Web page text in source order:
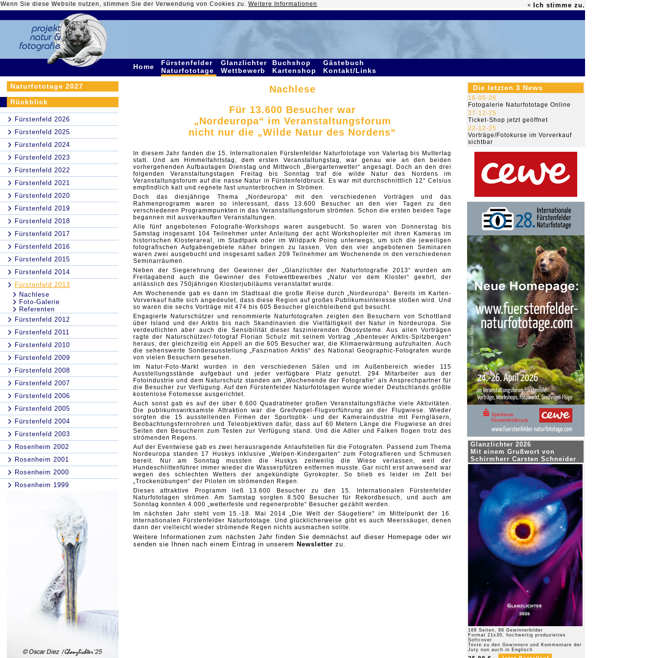
Wenn Sie diese Website nutzen, stimmen Sie der Verwendung von Cookies zu. Weitere Informationen × Ich stimme zu.
Home
Fürstenfelder
Naturfototage
Glanzlichter
Wettbewerb
Buchshop
Kartenshop
Gästebuch
Kontakt/Links
Naturfototage 2027
Rückblick
Fürstenfeld 2026
Fürstenfeld 2025
Fürstenfeld 2024
Fürstenfeld 2023
Fürstenfeld 2022
Fürstenfeld 2021
Fürstenfeld 2020
Fürstenfeld 2019
Fürstenfeld 2018
Fürstenfeld 2017
Fürstenfeld 2016
Fürstenfeld 2015
Fürstenfeld 2014
Fürstenfeld 2013
Nachlese
Foto-Galerie
Referenten
Fürstenfeld 2012
Fürstenfeld 2011
Fürstenfeld 2010
Fürstenfeld 2009
Fürstenfeld 2008
Fürstenfeld 2007
Fürstenfeld 2006
Fürstenfeld 2005
Fürstenfeld 2004
Fürstenfeld 2003
Rosenheim 2002
Rosenheim 2001
Rosenheim 2000
Rosenheim 1999
Nachlese
Für 13.600 Besucher war
„Nordeuropa“ im Veranstaltungsforum
nicht nur die „Wilde Natur des Nordens“
In diesem Jahr fanden die 15. Internationalen Fürstenfelder Naturfototage von Vatertag bis Muttertag
statt. Und am Himmelfahrtstag, dem ersten Veranstaltungstag, war genau wie an den beiden
vorhergehenden Aufbautagen Dienstag und Mittwoch „Biergartenwetter“ angesagt. Doch an den drei
folgenden Veranstaltungstagen Freitag bis Sonntag traf die wilde Natur des Nordens im
Veranstaltungsforum auf die nasse Natur in Fürstenfeldbruck. Es war mit durchschnittlich 12° Celsius
empfindlich kalt und regnete fast ununterbrochen in Strömen.
Doch das diesjährige Thema „Nordeuropa“ mit den verschiedenen Vorträgen und das
Rahmenprogramm waren so interessant, dass 13.600 Besucher an den vier Tagen zu den
verschiedenen Programmpunkten in das Veranstaltungsforum strömten. Schon die ersten beiden Tage
begannen mit ausverkauften Veranstaltungen.
Alle fünf angebotenen Fotografie-Workshops waren ausgebucht. So waren von Donnerstag bis
Samstag insgesamt 104 Teilnehmer unter Anleitung der acht Workshopleiter mit ihren Kameras im
historischen Klosterareal, im Stadtpark oder im Wildpark Poing unterwegs, um sich die jeweiligen
fotografischen Aufgabengebiete näher bringen zu lassen. Von den vier angebotenen Seminaren
waren zwei ausgebucht und insgesamt saßen 209 Teilnehmer am Wochenende in den verschiedenen
Seminarräumen.
Neben der Siegerehrung der Gewinner der „Glanzlichter der Naturfotografie 2013“ wurden am
Freitagabend auch die Gewinner des Fotowettbewerbes „Natur vor dem Kloster“ geehrt, der
anlässlich des 750jährigen Klosterjubiläums veranstaltet wurde.
Am Wochenende gab es dann im Stadtsaal die große Reise durch „Nordeuropa“. Bereits im Karten-
Vorverkauf hatte sich angedeutet, dass diese Region auf großes Publikumsinteresse stoßen wird. Und
so waren die sechs Vorträge mit 474 bis 605 Besucher gleichbleibend gut besucht.
Engagierte Naturschützer und renommierte Naturfotografen zeigten den Besuchern von Schottland
über Island und der Arktis bis nach Skandinavien die Vielfältigkeit der Natur in Nordeuropa. Sie
verdeutlichten aber auch die Sensibilität dieser faszinierenden Ökosysteme. Aus allen Vorträgen
ragte der Naturschützer/-fotograf Florian Schulz mit seinem Vortrag „Abenteuer Arktis-Spitzbergen“
heraus, der gleichzeitig ein Appell an die 605 Besucher war, die Klimaerwärmung aufzuhalten. Auch
die sehenswerte Sonderausstellung „Faszination Arktis“ des National Geographic-Fotografen wurde
von vielen Besuchern gesehen.
Im Natur-Foto-Markt wurden in den verschiedenen Sälen und im Außenbereich wieder 115
Ausstellungsstände aufgebaut und jeder verfügbare Platz genutzt. 294 Mitarbeiter aus der
Fotoindustrie und dem Naturschutz standen am „Wochenende der Fotografie“ als Ansprechpartner für
die Besucher zur Verfügung. Auf den Fürstenfelder Naturfototagen wurde wieder Deutschlands größte
kostenlose Fotomesse ausgerichtet.
Auch sonst gab es auf der über 6.600 Quadratmeter großen Veranstaltungsfläche viele Aktivitäten.
Die publikumswirksamste Attraktion war die Greifvogel-Flugvorführung an der Flugwiese. Wieder
sorgten die 15 ausstellenden Firmen der Sportoptik- und der Kameraindustrie mit Ferngläsern,
Beobachtungsfernrohren und Teleobjektiven dafür, dass auf 60 Metern Länge die Flugwiese an drei
Seiten den Besuchern zum Testen zur Verfügung stand. Und die Adler und Falken flogen trotz des
strömenden Regens.
Auf der Eventwiese gab es zwei herausragende Anlaufstellen für die Fotografen. Passend zum Thema
Nordeuropa standen 17 Huskys inklusive „Welpen-Kindergarten“ zum Fotografieren und Schmusen
bereit. Nur am Sonntag mussten die Huskys zeitweilig die Wiese verlassen, weil der
Hundeschlittenführer immer wieder die Wasserpfützen entfernen musste. Gar nicht erst anwesend war
wegen des schlechten Wetters der angekündigte Gyrokopter. So blieb es leider im Zelt bei
„Trockenübungen“ der Piloten im strömenden Regen.
Dieses attraktive Programm ließ 13.600 Besucher zu den 15. Internationalen Fürstenfelder
Naturfototagen strömen. Am Samstag sorgten 8.500 Besucher für Rekordbesuch, und auch am
Sonntag konnten 4.000 „wetterfeste und regenerprobte“ Besucher gezählt werden.
Im nächsten Jahr steht vom 15.-18. Mai 2014 „Die Welt der Säugetiere" im Mittelpunkt der 16.
Internationalen Fürstenfelder Naturfototage. Und glücklicherweise gibt es auch Meerssäuger, denen
dann der vielleicht wieder strömende Regen nichts ausmachen sollte.
Weitere Informationen zum nächsten Jahr finden Sie demnächst auf dieser Homepage oder wir
senden sie Ihnen nach einem Eintrag in unserem Newsletter zu.
Die letzten 3 News
16-05-26
Fotogalerie Naturfototage Online
27-12-25
Ticket-Shop jetzt geöffnet
22-12-25
Vorträge/Fotokurse im Vorverkauf
sichtbar
Glanzlichter 2026
Mit einem Grußwort von
Schirmherr Carsten Schneider
168 Seiten, 86 Gewinnerbilder
Format 21x30, hochwertig produziertes
Softcover
Texte zu den Gewinnern und Kommentare der
Jury nun auch in Englisch